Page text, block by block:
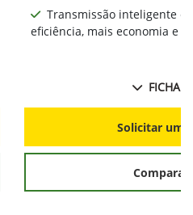
Transmissão inteligente
eficiência, mais economia e
FICHA
Solicitar
Comparar